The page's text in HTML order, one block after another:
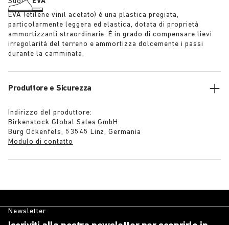
EVA (etilene vinil acetato) è una plastica pregiata,
particolarmente leggera ed elastica, dotata di proprietà
ammortizzanti straordinarie. È in grado di compensare lievi
irregolarità del terreno e ammortizza dolcemente i passi
durante la camminata.
Produttore e Sicurezza
Indirizzo del produttore:
Birkenstock Global Sales GmbH
Burg Ockenfels, 53545 Linz, Germania
Modulo di contatto
Newsletter